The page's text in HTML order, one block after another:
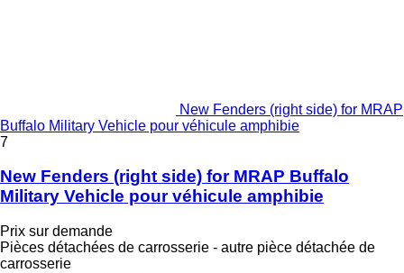
New Fenders (right side) for MRAP
Buffalo Military Vehicle pour véhicule amphibie
7
New Fenders (right side) for MRAP Buffalo
Military Vehicle pour véhicule amphibie
Prix sur demande
Pièces détachées de carrosserie - autre pièce détachée de
carrosserie